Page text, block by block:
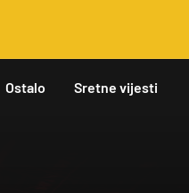
Ostalo Sretne vijesti